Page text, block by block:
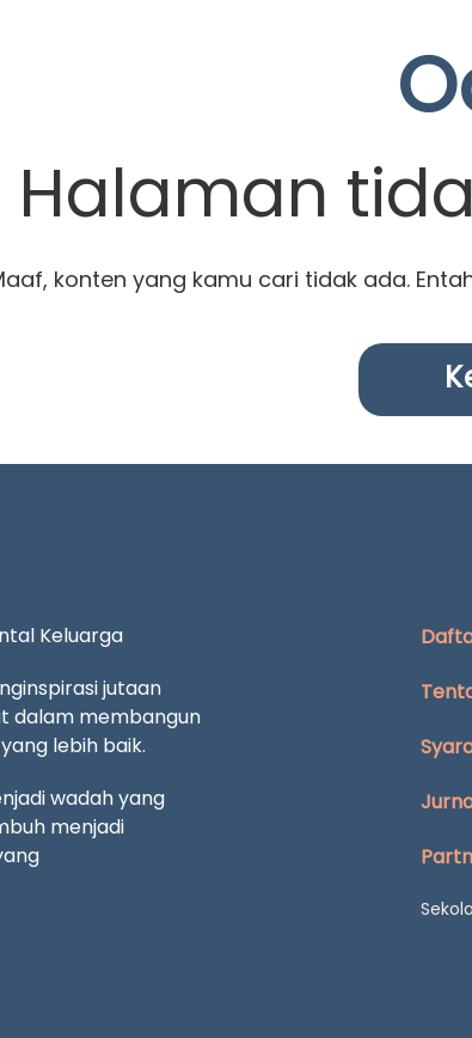
Halaman
konten yang kamu cari tidak ada.
Keluarga
jutaan
dalam membangun
lebih baik.
wadah yang
menjadi